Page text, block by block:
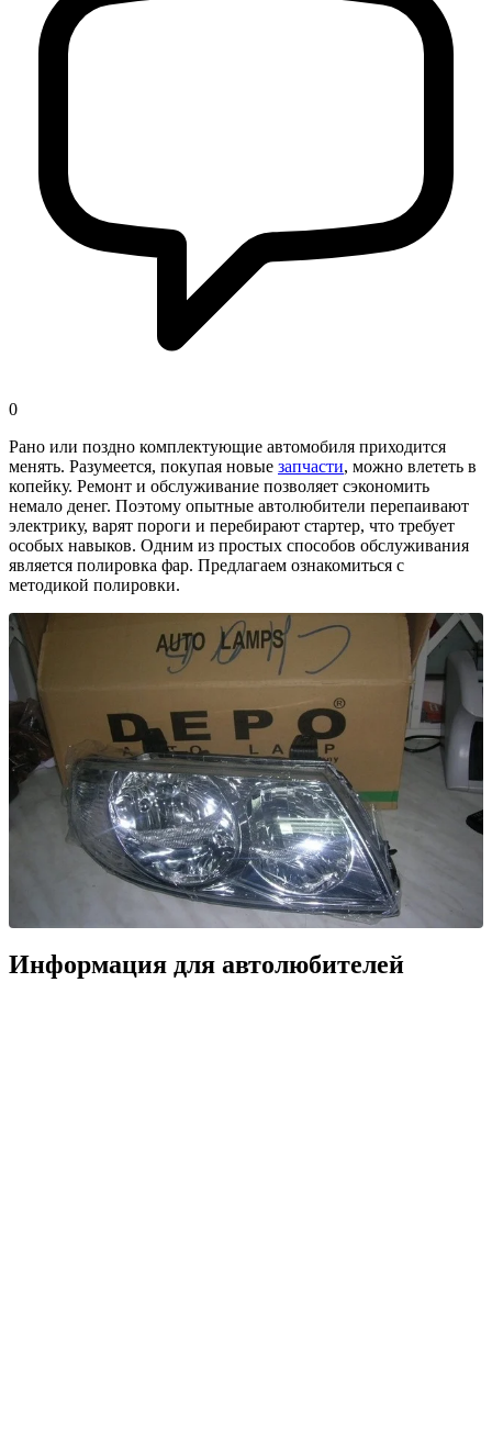
0
Рано или поздно комплектующие автомобиля приходится
менять. Разумеется, покупая новые запчасти, можно влететь в
копейку. Ремонт и обслуживание позволяет сэкономить
немало денег. Поэтому опытные автолюбители перепаивают
электрику, варят пороги и перебирают стартер, что требует
особых навыков. Одним из простых способов обслуживания
является полировка фар. Предлагаем ознакомиться с
методикой полировки.
Информация для автолюбителей